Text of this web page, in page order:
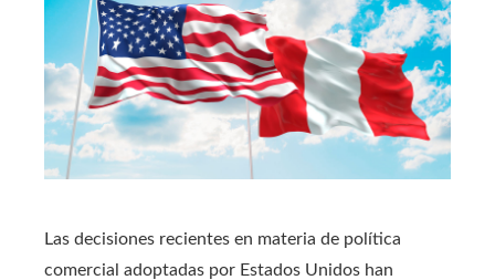
Las decisiones recientes en materia de política
comercial adoptadas por Estados Unidos han